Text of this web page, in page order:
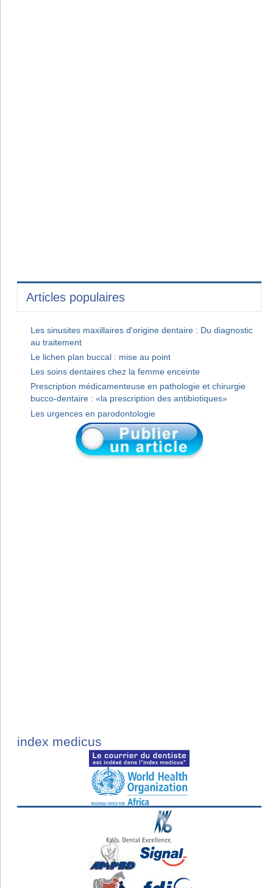
Articles populaires
Les sinusites maxillaires d'origine dentaire : Du diagnostic
au traitement
Le lichen plan buccal : mise au point
Les soins dentaires chez la femme enceinte
Prescription médicamenteuse en pathologie et chirurgie
bucco-dentaire : «la prescription des antibiotiques»
Les urgences en parodontologie
index medicus